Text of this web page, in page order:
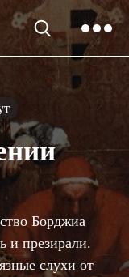
Борджиа
и презирали.
слухи от